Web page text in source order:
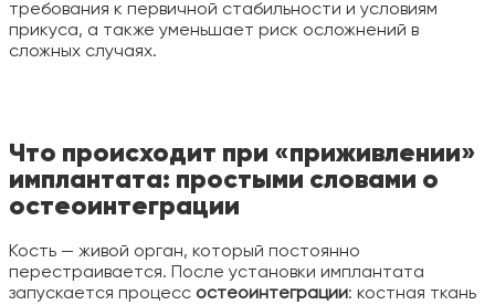
требования к первичной стабильности и условиям
прикуса, а также уменьшает риск осложнений в
сложных случаях.
Что происходит при «приживлении»
имплантата: простыми словами о
остеоинтеграции
Кость — живой орган, который постоянно
перестраивается. После установки имплантата
запускается процесс остеоинтеграции: костная ткань